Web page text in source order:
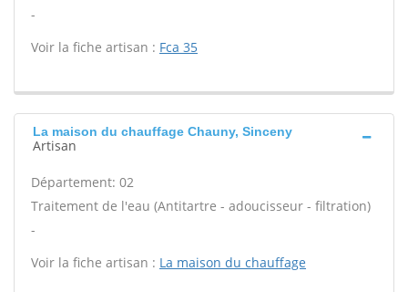
-
Voir la fiche artisan : Fca 35
La maison du chauffage Chauny, Sinceny
Artisan
Département: 02
Traitement de l'eau (Antitartre - adoucisseur - filtration)
-
Voir la fiche artisan : La maison du chauffage